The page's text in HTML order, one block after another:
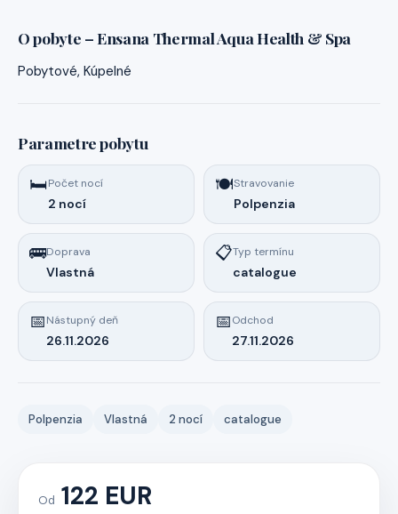
O pobyte – Ensana Thermal Aqua Health & Spa
Pobytové, Kúpelné
Parametre pobytu
🛏️Počet nocí
2 nocí
🍽️Stravovanie
Polpenzia
🚌Doprava
Vlastná
📋Typ termínu
catalogue
📅Nástupný deň
26.11.2026
📅Odchod
27.11.2026
Polpenzia Vlastná 2 nocí catalogue
Od 122 EUR